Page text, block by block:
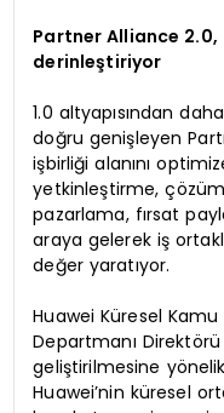
Partner Alliance
derinleştiriyor
1.0 altyapısından
doğru genişleyen
işbirliği alanını
yetkinleştirme,
pazarlama, fırsat
araya gelerek iş
değer yaratıyor.
Huawei Küresel
Departmanı
geliştirilmesine
Huawei’nin küresel